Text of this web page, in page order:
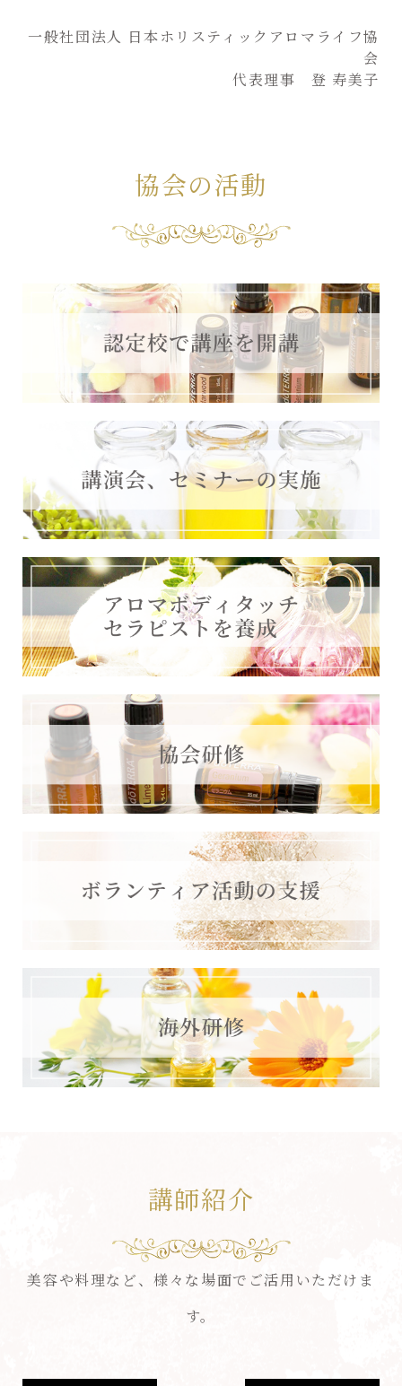
一般社団法人 日本ホリスティックアロマライフ協
会
代表理事 登 寿美子
協会の活動
講師紹介
美容や料理など、様々な場面でご活用いただけま
す。